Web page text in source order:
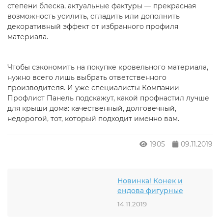
степени блеска, актуальные фактуры — прекрасная
возможность усилить, сгладить или дополнить
декоративный эффект от избранного профиля
материала.
Чтобы сэкономить на покупке кровельного материала,
нужно всего лишь выбрать ответственного
производителя. И уже специалисты Компании
Профлист Панель подскажут, какой профнастил лучше
для крыши дома: качественный, долговечный,
недорогой, тот, который подходит именно вам.
1905 09.11.2019
Новинка! Конек и
ендова фигурные
14.11.2019